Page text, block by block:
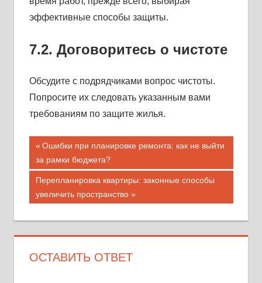
эффективные способы защиты.
7.2. Договоритесь о чистоте
Обсудите с подрядчиками вопрос чистоты.
Попросите их следовать указанным вами
требованиям по защите жилья.
Навигация
по
записям
Предыдущая
запись;
Ошибки при планировке ремонта: как не выйти
за рамки бюджета?
Следующая
запись:
Перепланировка квартиры: законные способы
увеличить пространство
ОСТАВИТЬ ОТВЕТ